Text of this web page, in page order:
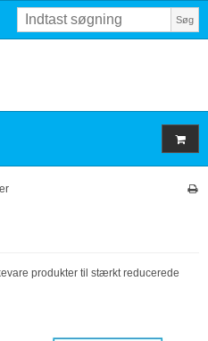
Søg
produkter til stærkt reducerede